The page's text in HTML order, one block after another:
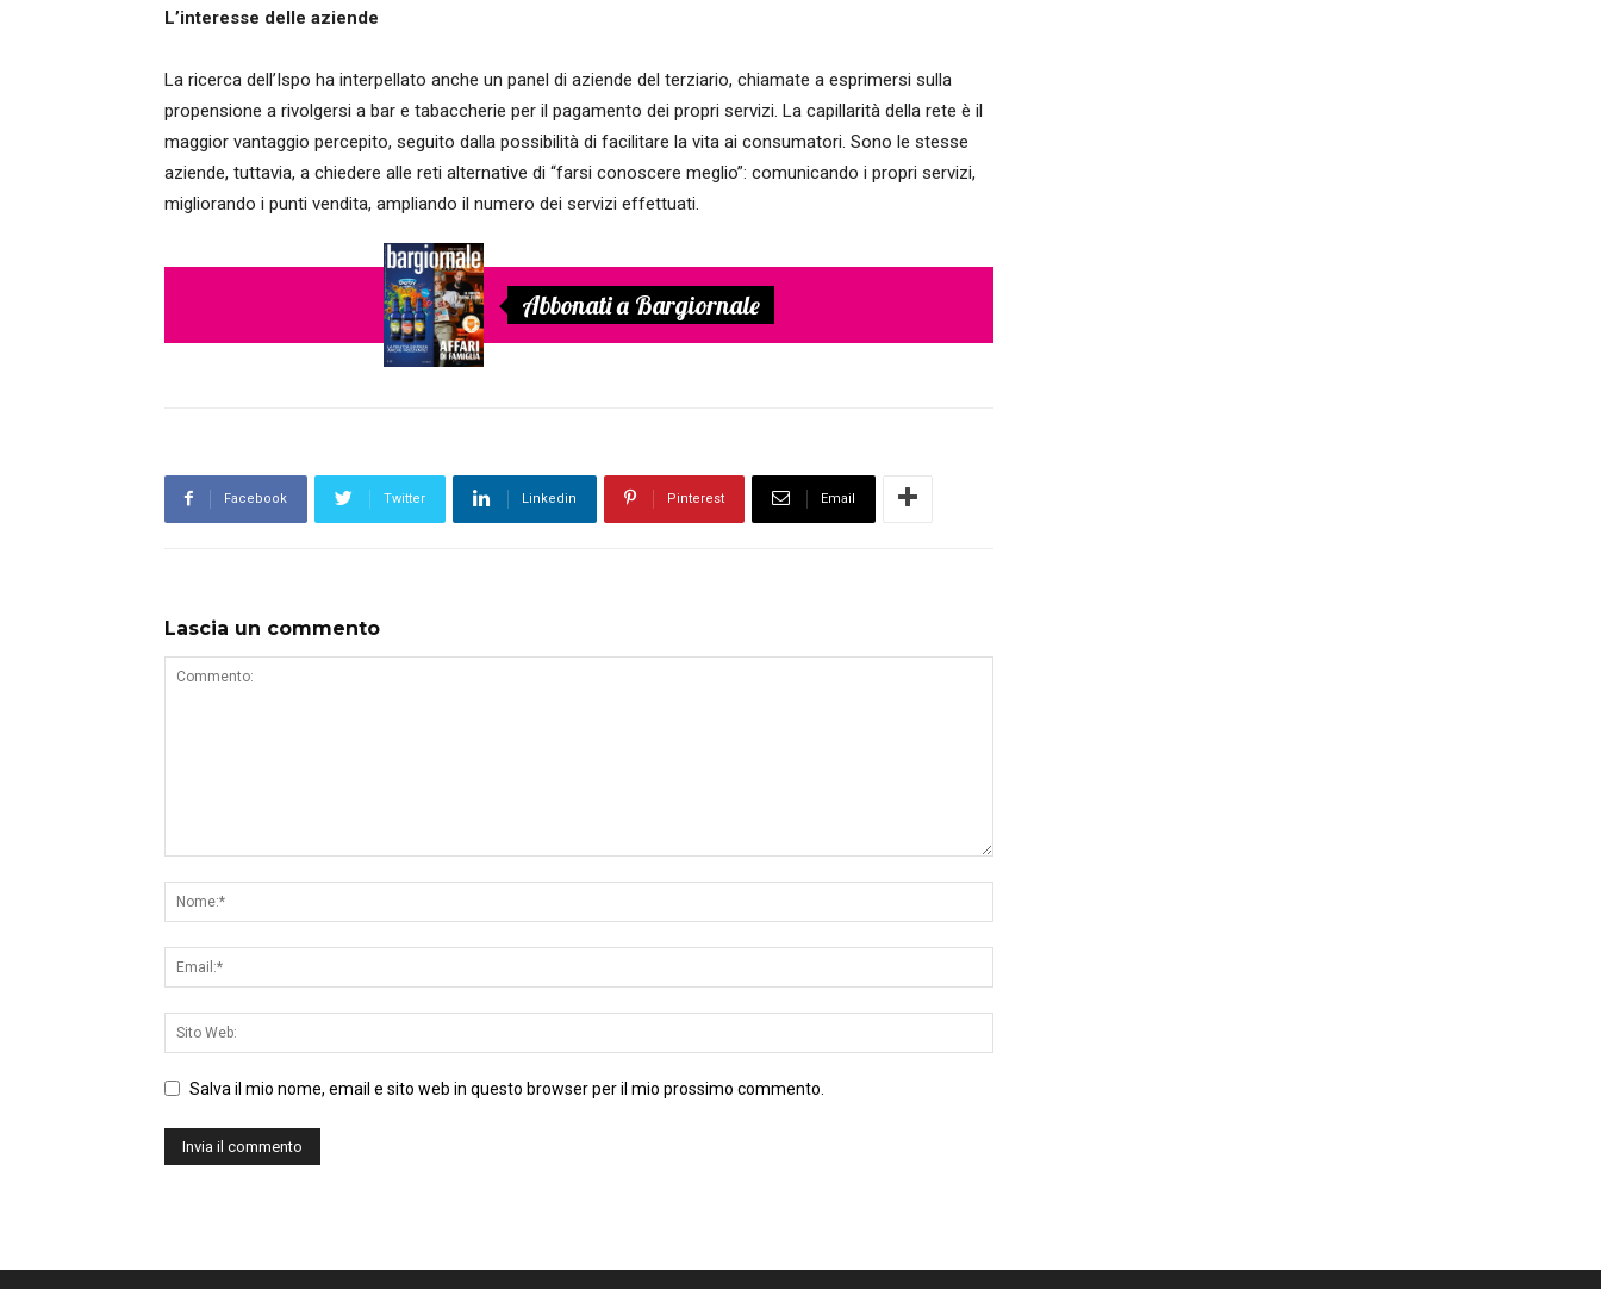
L’interesse delle aziende
La ricerca dell’Ispo ha interpellato anche un panel di aziende del terziario, chiamate a esprimersi sulla
propensione a rivolgersi a bar e tabaccherie per il pagamento dei propri servizi. La capillarità della rete è il
maggior vantaggio percepito, seguito dalla possibilità di facilitare la vita ai consumatori. Sono le stesse
aziende, tuttavia, a chiedere alle reti alternative di “farsi conoscere meglio”: comunicando i propri servizi,
migliorando i punti vendita, ampliando il numero dei servizi effettuati.
Abbonati a Bargiornale
Facebook Twitter Linkedin Pinterest Email
Lascia un commento
Salva il mio nome, email e sito web in questo browser per il mio prossimo commento.